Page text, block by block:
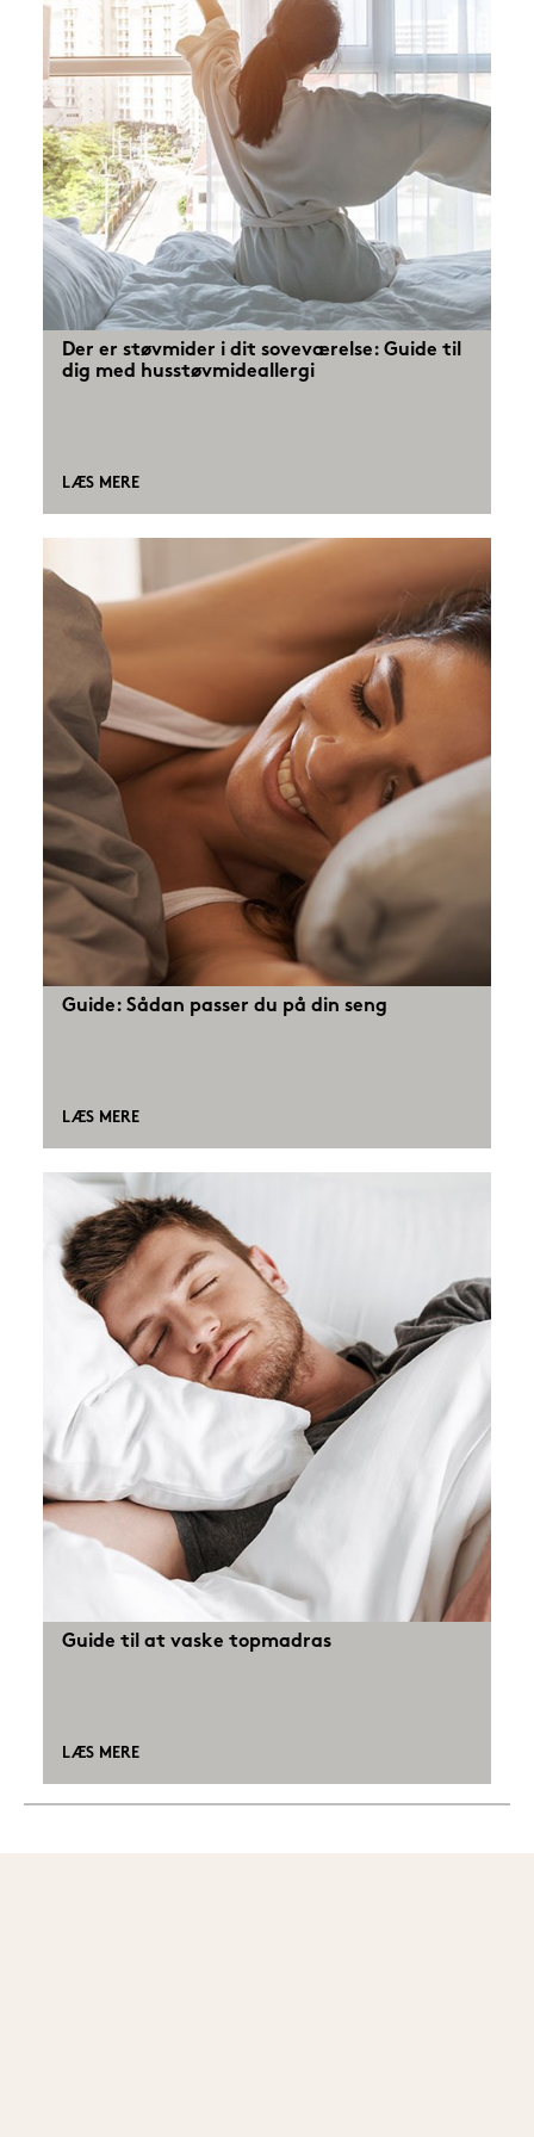
Der er støvmider i dit soveværelse: Guide til
dig med husstøvmideallergi
LÆS MERE
Guide: Sådan passer du på din seng
LÆS MERE
Guide til at vaske topmadras
LÆS MERE